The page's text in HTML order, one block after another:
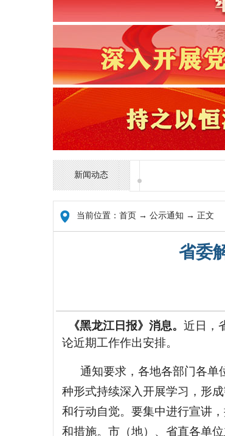
新闻动态
当前位置： 首页 → 公示通知 → 正文
省委
《黑龙江日报》消息。 近日，
论近期工作作出安排。
通知要求，各地各部门各单
种形式持续深入开展学习，形
和行动自觉。要集中进行宣讲
和措施。市（地）、省直各单